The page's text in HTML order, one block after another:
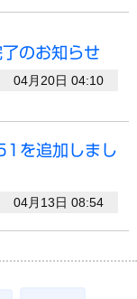
のお知らせ
04月20日 04:10
を追加しまし
04月13日 08:54